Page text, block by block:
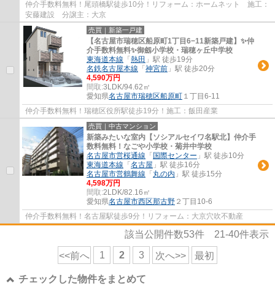
仲介手数料無料！尾頭橋駅徒歩10分！リフォーム：ホームネット 施工：
安藤建設 分譲主：大京
売買｜新築一戸建
【名古屋市瑞穂区船原町1丁目6−11新築戸建】✨️仲
介手数料無料✨️御劔小学校・瑞穂ヶ丘中学校
東海道本線 「 熱田 」駅 徒歩19分
名鉄名古屋本線 「 神宮前 」駅 徒歩20分
4,590万円
間取:3LDK/94.62㎡
愛知県名古屋市瑞穂区船原町 １丁目6-11
仲介手数料無料！瑞穂区役所駅徒歩19分！施工：飯田産業
売買｜中古マンション
新築みたいな室内【ソシアルセイワ名駅北】仲介手
数料無料！なごや小学校・菊井中学校
名古屋市営桜通線 「 国際センター 」駅 徒歩10分
東海道本線 「 名古屋 」駅 徒歩16分
名古屋市営鶴舞線 「 丸の内 」駅 徒歩15分
4,598万円
間取:2LDK/82.16㎡
愛知県名古屋市西区那古野 ２丁目10-6
仲介手数料無料！名古屋駅徒歩9分！リフォーム：大京穴吹不動産
該当公開件数53件 21-40件表示
<<前へ 1 2 3 次へ>> 最初
チェックした物件をまとめて